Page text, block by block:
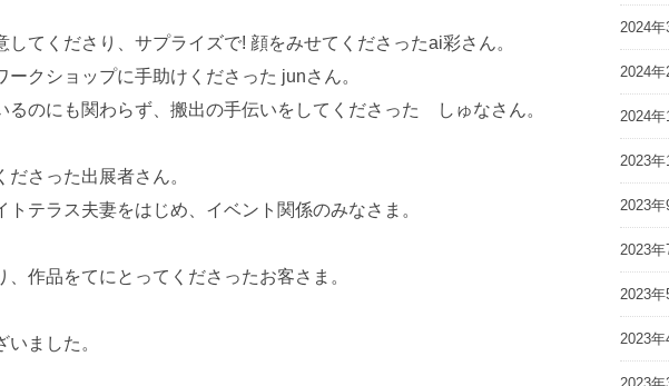
してくださり、サプライズで! 顔をみせてくださったai彩さん。
ークショップに手助けくださった junさん。
るのにも関わらず、搬出の手伝いをしてくださった しゅなさん。
ださった出展者さん。
テラス夫妻をはじめ、イベント関係のみなさま。
、作品をてにとってくださったお客さま。
いました。
2024年
2024年
2024年
2023年
2023年
2023年
2023年
2023年